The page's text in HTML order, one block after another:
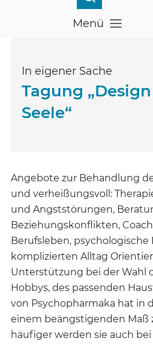
Menü
Menü öffnen
In eigener Sache
Tagung
Seele“
Angebote zur Behandlung
und verheißungsvoll:
und Angststörungen,
Beziehungskonflikten,
Berufsleben, psychologische
komplizierten Alltag
Unterstützung bei der Wahl
Hobbys, des passenden
von Psychopharmaka hat in
einem beängstigenden
häufiger werden sie auch